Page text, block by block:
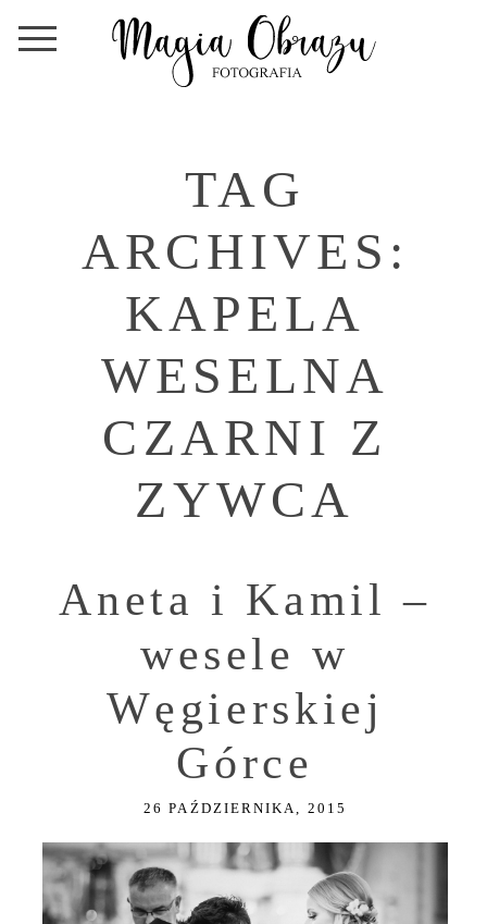
TAG
ARCHIVES:
KAPELA
WESELNA
CZARNI Z
ZYWCA
Aneta i Kamil –
wesele w
Węgierskiej
Górce
26 PAŹDZIERNIKA, 2015